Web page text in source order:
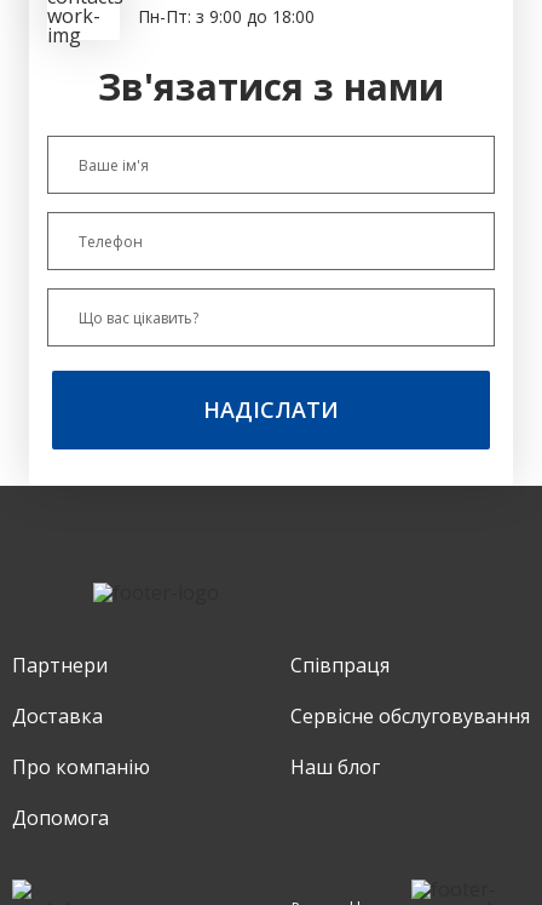
Пн-Пт: з 9:00 до 18:00
Зв'язатися з нами
НАДІСЛАТИ
Партнери
Доставка
Про компанію
Допомога
Співпраця
Сервіснe обслуговування
Наш блог